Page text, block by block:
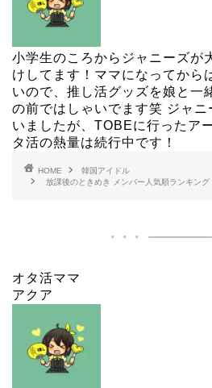
小学生のころからジャニーズが
けしてます！ママになってから
いので、推し活グッズを娘と一
の前ではしゃいでます笑 ジャニ
いましたが、TOBEに行ったア
タ活の熱量は続行中です！
HOME
韓国アイドル
放課後のときめき メンバー人気順ランキング
オタ活ママ
アクア